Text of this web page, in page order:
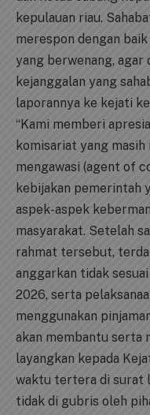
kepulauan riau.
merespon dengan
yang berwenang,
kejanggalan yang
laporannya ke kejati
“Kami memberi
komisariat yang
mengawasi (agent of
kebijakan pemerintah
aspek-aspek
masyarakat. Setelah
rahmat tersebut,
anggarkan tidak sesuai
2026, serta
menggunakan
akan membantu serta
layangkan kepada
waktu tertera di surat
tidak di gubris oleh